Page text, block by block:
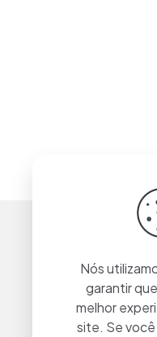
Nós
garantir
melhor
site. Se